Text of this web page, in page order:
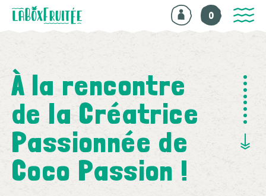
0
À la rencontre
de la Créatrice
Passionnée de
Coco Passion !